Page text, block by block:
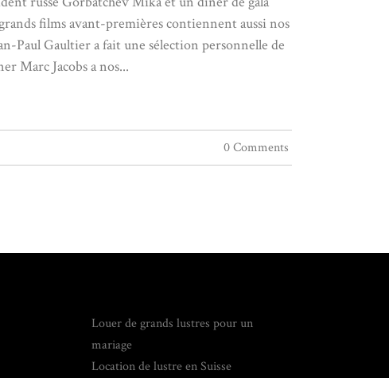
films avant-premières contiennent aussi nos
Paul Gaultier a fait une sélection personnelle de
Marc Jacobs a nos...
0 Comments
Louer de grands lustres pour un
mariage
Location de lustre en Suisse